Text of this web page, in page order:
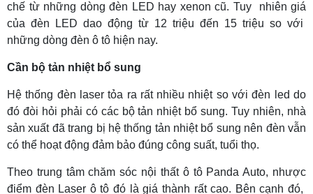
chế từ những dòng đèn LED hay xenon cũ. Tuy nhiên giá
của đèn LED dao động từ 12 triệu đến 15 triệu so với
những dòng đèn ô tô hiện nay.
Cần bộ tản nhiệt bổ sung
Hệ thống đèn laser tỏa ra rất nhiều nhiệt so với đèn led do
đó đòi hỏi phải có các bộ tản nhiệt bổ sung. Tuy nhiên, nhà
sản xuất đã trang bị hệ thống tản nhiệt bổ sung nên đèn vẫn
có thể hoạt động đảm bảo đúng công suất, tuổi thọ.
Theo trung tâm chăm sóc nội thất ô tô Panda Auto, nhược
điểm đèn Laser ô tô đó là giá thành rất cao. Bên cạnh đó,